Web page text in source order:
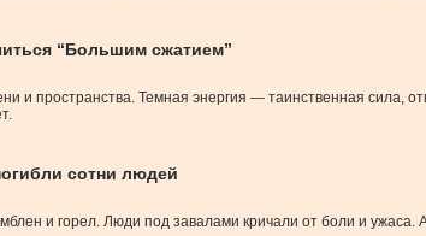
“Большим сжатием”
Темная энергия — таинственная сила,
сотни людей
и горел. Люди под завалами кричали от боли и